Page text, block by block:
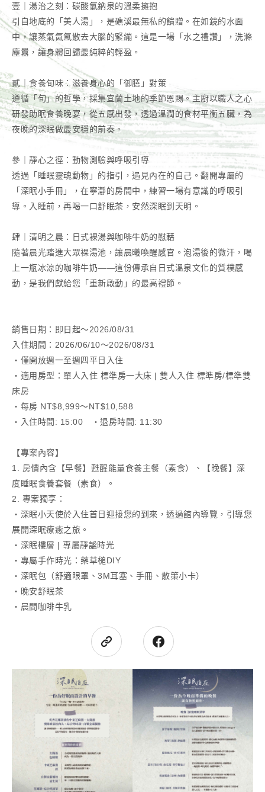
壹｜湯治之刻：碳酸氫鈉泉的溫柔擁抱
引自地底的「美人湯」，是礁溪最無私的饋贈。在如鏡的水面
中，讓蒸氣氤氳散去大腦的緊繃。這是一場「水之禮讚」，洗滌
塵囂，讓身體回歸最純粹的輕盈。
貳｜食養旬味：滋養身心的「御膳」對策
遵循「旬」的哲學，採集宜蘭土地的季節恩賜。主廚以職人之心
研發助眠食養晚宴，從五感出發，透過溫潤的食材平衡五臟，為
夜晚的深眠做最安穩的前奏。
參｜靜心之徑：動物測驗與呼吸引導
透過「睡眠靈魂動物」的指引，遇見內在的自己。翻開專屬的
「深眠小手冊」，在寧瀞的房間中，練習一場有意識的呼吸引
導。入睡前，再喝一口舒眠茶，安然深眠到天明。
肆｜清明之晨：日式裸湯與咖啡牛奶的慰藉
隨著晨光踏進大眾裸湯池，讓晨曦喚醒感官。泡湯後的微汗，喝
上一瓶冰涼的咖啡牛奶——這份傳承自日式溫泉文化的質樸感
動，是我們獻給您「重新啟動」的最高禮節。
銷售日期：即日起～2026/08/31
入住期間：2026/06/10～2026/08/31
・僅開放週一至週四平日入住
・適用房型：單人入住 標準房一大床 | 雙人入住 標準房/標準雙
床房
・每房 NT$8,999～NT$10,588
・入住時間: 15:00 ・退房時間: 11:30
【專案內容】
1. 房價內含【早餐】甦醒能量食養主餐（素食）、【晚餐】深
度睡眠食養套餐（素食）。
2. 專案獨享：
・深眠小天使於入住首日迎接您的到來，透過館內導覽，引導您
展開深眠療癒之旅。
・深眠樓層 | 專屬靜謐時光
・專屬手作時光：藥草槌DIY
・深眠包（舒適眼罩、3M耳塞、手冊、散策小卡）
・晚安舒眠茶
・晨間咖啡牛乳